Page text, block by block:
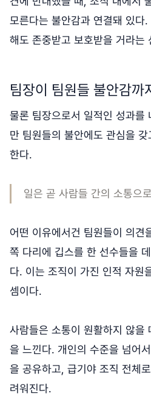
모른다는 불안감과 연결돼 있다
해도 존중받고 보호받을 거라는
팀장이 팀원들 불안감까
물론 팀장으로서 일적인 성과를
만 팀원들의 불안에도 관심을
한다.
일은 곧 사람들 간의 소통으
어떤 이유에서건 팀원들이 의견
쪽 다리에 깁스를 한 선수들을
다. 이는 조직이 가진 인적 자원
셈이다.
사람들은 소통이 원활하지 않을
을 느낀다. 개인의 수준을 넘어
을 공유하고, 급기야 조직 전체
려워진다.